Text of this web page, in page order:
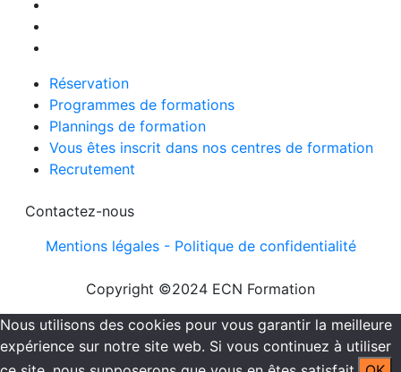
Réservation
Programmes de formations
Plannings de formation
Vous êtes inscrit dans nos centres de formation
Recrutement
Contactez-nous
Mentions légales - Politique de confidentialité
Copyright ©2024 ECN Formation
Nous utilisons des cookies pour vous garantir la meilleure
expérience sur notre site web. Si vous continuez à utiliser